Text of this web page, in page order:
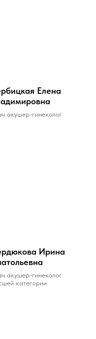
Елена
акушер-гинеколог
Ирина
акушер-гинеколог
категории